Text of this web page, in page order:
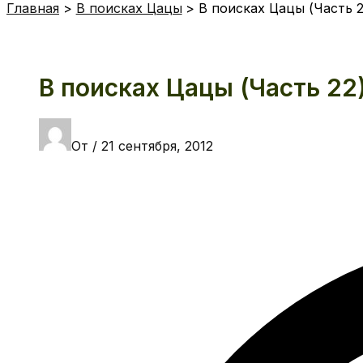
Главная В поисках Цацы В поисках Цацы (Часть
В поисках Цацы (Часть
От / 21 сентября, 2012